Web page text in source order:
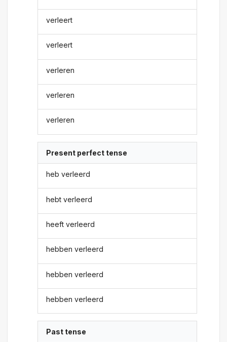
verleert
verleert
verleren
verleren
verleren
Present perfect tense
heb verleerd
hebt verleerd
heeft verleerd
hebben verleerd
hebben verleerd
hebben verleerd
Past tense